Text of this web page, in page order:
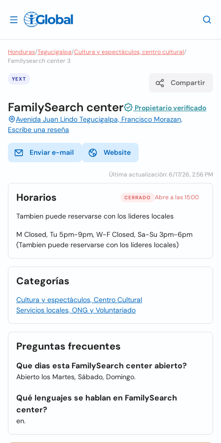
Honduras/Tegucigalpa/Cultura y espectáculos, centro cultural/
Familysearch center 3
YEXT Compartir
FamilySearch center
Propietario verificado
Avenida Juan Lindo Tegucigalpa, Francisco Morazan,
Escribe una reseña
Enviar e-mail Website
Última actualización: 6/17/26, 2:56 PM
Horarios CERRADO Abre a las 15:00
Tambien puede reservarse con los lideres locales
M Closed, Tu 5pm-9pm, W-F Closed, Sa-Su 3pm-6pm
(Tambien puede reservarse con los lideres locales)
Categorías
Cultura y espectáculos, Centro Cultural
Servicios locales, ONG y Voluntariado
Preguntas frecuentes
Que dias esta FamilySearch center abierto?
Abierto los Martes, Sábado, Domingo.
Qué lenguajes se hablan en FamilySearch
center?
en.